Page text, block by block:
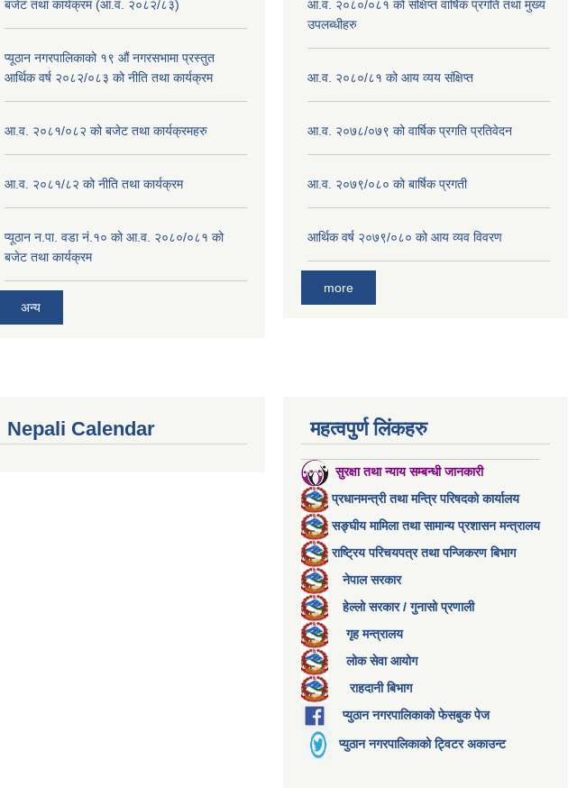
बजेट तथा कार्यक्रम (आ.व. २०८२/८३)
प्यूठान नगरपालिकाको १९ औं नगरसभामा प्रस्तुत
आर्थिक वर्ष २०८२/०८३ को नीति तथा कार्यक्रम
आ.व. २०८१/०८२ को बजेट तथा कार्यक्रमहरु
आ.व. २०८१/८२ को नीति तथा कार्यक्रम
प्यूठान न.पा. वडा नं.१० को आ.व. २०८०/०८१ को
बजेट तथा कार्यक्रम
अन्य
आ.व. २०८०/०८१ को संक्षिप्त वार्षिक प्रगति तथा मुख्य
उपलब्धीहरु
आ.व. २०८०/८१ को आय व्यय संक्षिप्त
आ.व. २०७८/०७९ को वार्षिक प्रगति प्रतिवेदन
आ.व. २०७९/०८० को बार्षिक प्रगती
आर्थिक वर्ष २०७९/०८० को आय व्यव विवरण
more
Nepali Calendar महत्वपुर्ण लिंकहरु
सुरक्षा तथा न्याय सम्बन्धी जानकारी
प्रधानमन्त्री तथा मन्त्रि परिषदको कार्यालय
सङ्घीय मामिला तथा सामान्य प्रशासन मन्त्रालय
राष्ट्रिय परिचयपत्र तथा पन्जिकरण बिभाग
नेपाल सरकार
हेल्लो सरकार / गुनासो प्रणाली
गृह मन्त्रालय
लोक सेवा आयोग
राहदानी बिभाग
प्युठान नगरपालिकाको फेसबुक पेज
प्युठान नगरपालिकाको ट्विटर अकाउन्ट